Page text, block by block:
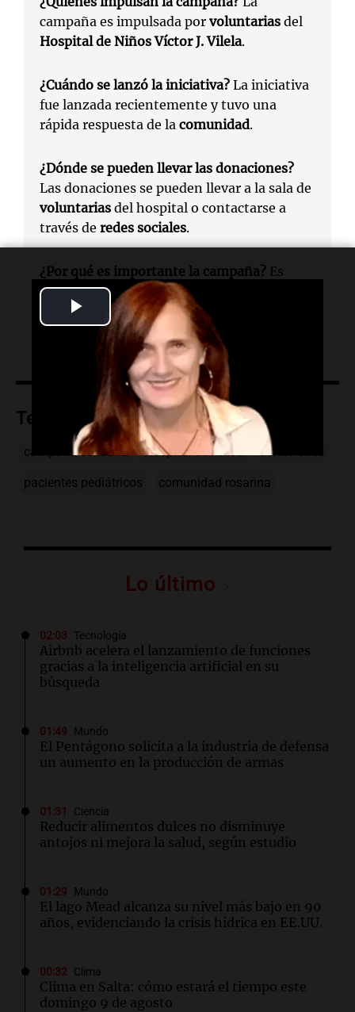
Play
Video
campaña es impulsada por voluntarias del
Hospital de Niños Víctor J. Vilela.
¿Cuándo se lanzó la iniciativa? La iniciativa
fue lanzada recientemente y tuvo una
rápida respuesta de la comunidad.
¿Dónde se pueden llevar las donaciones?
Las donaciones se pueden llevar a la sala de
voluntarias del hospital o contactarse a
través de redes sociales.
¿Por qué es importante la campaña? Es
importante para ayudar a pacientes
pediátricos que atraviesaninternaciones
prolongadas o tratamientos complejos
Temas
campaña solidaria Hospital de Niños donaciones
pacientes pediátricos comunidad rosarina
Lo último
02:03 Tecnología
Airbnb acelera el lanzamiento de funciones
gracias a la inteligencia artificial en su
búsqueda
01:49 Mundo
El Pentágono solicita a la industria de defensa
un aumento en la producción de armas
01:31 Ciencia
Reducir alimentos dulces no disminuye
antojos ni mejora la salud, según estudio
01:29 Mundo
El lago Mead alcanza su nivel más bajo en 90
años, evidenciando la crisis hídrica en EE.UU.
00:32 Clima
Clima en Salta: cómo estará el tiempo este
domingo 9 de agosto